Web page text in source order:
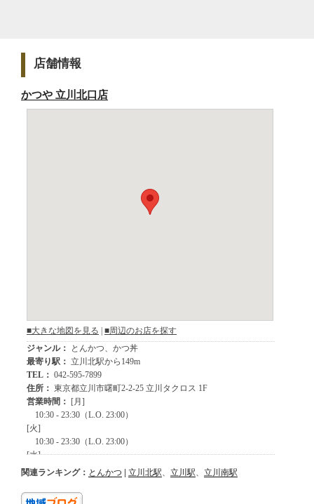
店舗情報
かつや 立川北口店
関連ランキング： とんかつ | 立川北駅 立川駅 立川南駅